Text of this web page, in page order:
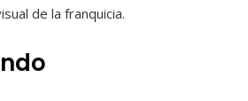
de la franquicia.